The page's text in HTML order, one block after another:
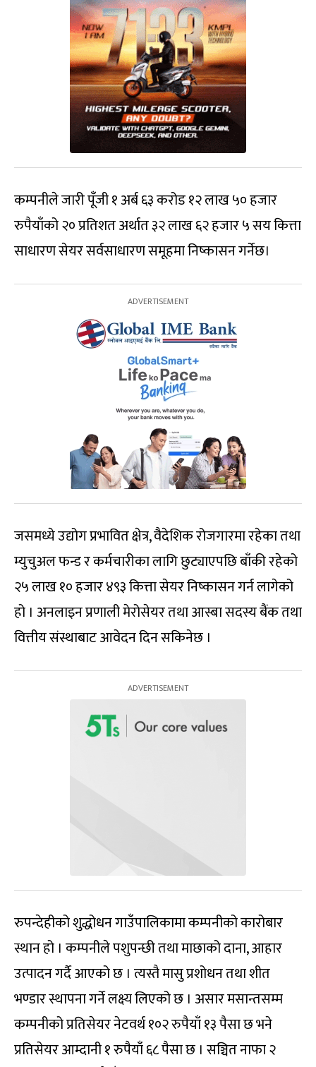
कम्पनीले जारी पूँजी १ अर्ब ६३ करोड १२ लाख ५० हजार
रुपैयाँको २० प्रतिशत अर्थात ३२ लाख ६२ हजार ५ सय कित्ता
साधारण सेयर सर्वसाधारण समूहमा निष्कासन गर्नेछ।
जसमध्ये उद्योग प्रभावित क्षेत्र, वैदेशिक रोजगारमा रहेका तथा
म्युचुअल फन्ड र कर्मचारीका लागि छुट्याएपछि बाँकी रहेको
२५ लाख १० हजार ४९३ कित्ता सेयर निष्कासन गर्न लागेको
हो । अनलाइन प्रणाली मेरोसेयर तथा आस्बा सदस्य बैंक तथा
वित्तीय संस्थाबाट आवेदन दिन सकिनेछ ।
रुपन्देहीको शुद्धोधन गाउँपालिकामा कम्पनीको कारोबार
स्थान हो । कम्पनीले पशुपन्छी तथा माछाको दाना, आहार
उत्पादन गर्दै आएको छ । त्यस्तै मासु प्रशोधन तथा शीत
भण्डार स्थापना गर्ने लक्ष्य लिएको छ । असार मसान्तसम्म
कम्पनीको प्रतिसेयर नेटवर्थ १०२ रुपैयाँ १३ पैसा छ भने
प्रतिसेयर आम्दानी १ रुपैयाँ ६८ पैसा छ । सञ्चित नाफा २